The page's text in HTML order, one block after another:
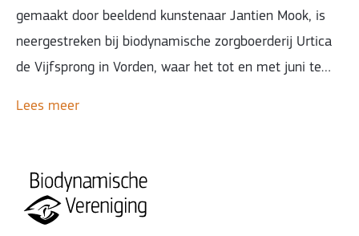
gemaakt door beeldend kunstenaar Jantien Mook, is
neergestreken bij biodynamische zorgboerderij Urtica
de Vijfsprong in Vorden, waar het tot en met juni te…
Lees meer